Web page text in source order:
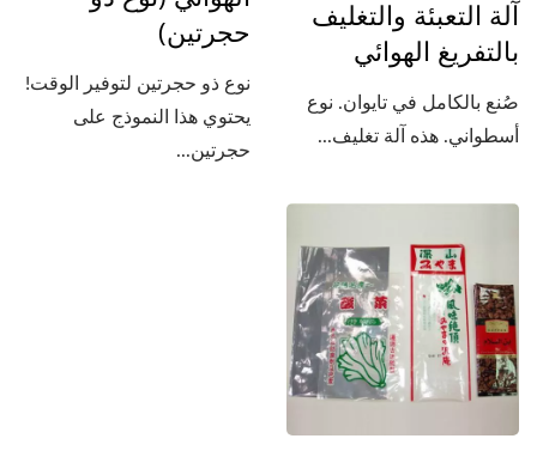
آلة التعبئة والتغليف
بالتفريغ الهوائي
صُنع بالكامل في تايوان. نوع
أسطواني. هذه آلة تغليف...
حجرتين)
نوع ذو حجرتين لتوفير الوقت!
يحتوي هذا النموذج على
حجرتين...